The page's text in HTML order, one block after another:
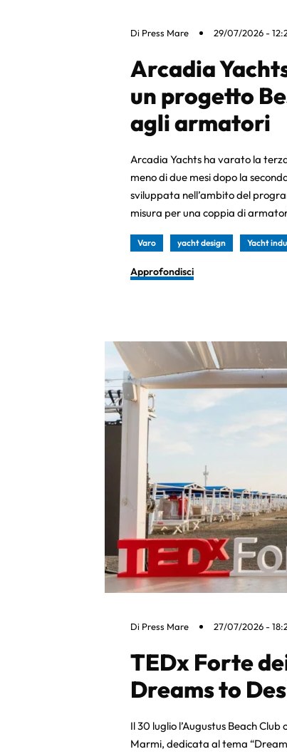
Di Press Mare 29/07/2026 -
Arcadia
un progetto
agli armatori
Arcadia Yachts ha varato la
meno di due mesi dopo la
sviluppata nell’ambito del
misura per una coppia di
Varo yacht design Yacht
Approfondisci
Di Press Mare 27/07/2026 -
TEDx Forte
Dreams to
Il 30 luglio l’Augustus Beach
Marmi, dedicata al tema